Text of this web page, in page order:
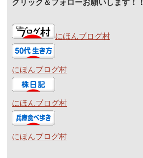
クリック＆フォローお願いします！！
にほんブログ村
にほんブログ村
にほんブログ村
にほんブログ村